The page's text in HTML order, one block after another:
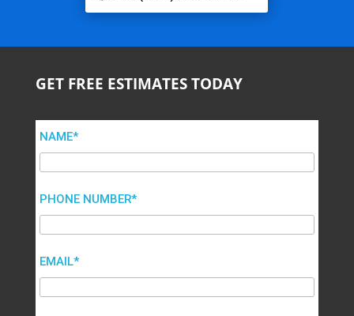
GET FREE ESTIMATES TODAY
NAME*
PHONE NUMBER*
EMAIL*